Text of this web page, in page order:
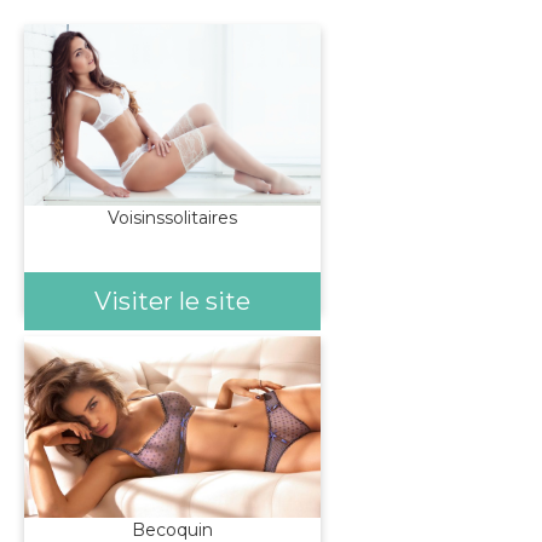
Voisinssolitaires
Visiter le site
Becoquin